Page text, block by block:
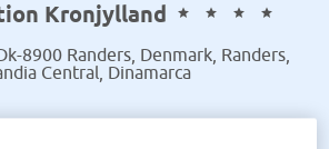
Kronjylland
8900 Randers, Denmark, Randers,
Central, Dinamarca